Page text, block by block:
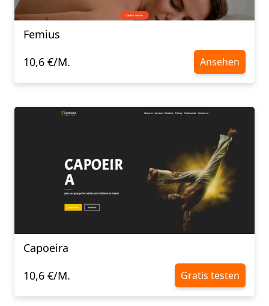
Femius
10,6 €/M.
Ansehen
Capoeira
10,6 €/M.
Gratis testen